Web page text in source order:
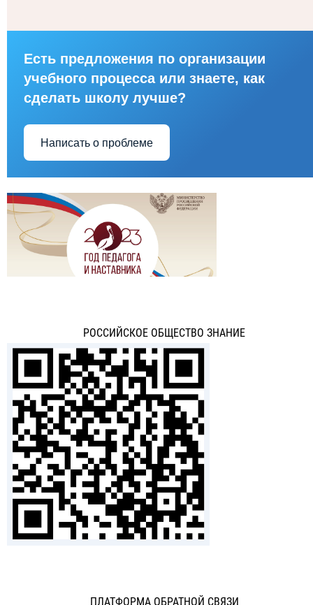
Есть предложения по организации
учебного процесса или знаете, как
сделать школу лучше?
Написать о проблеме
РОССИЙСКОЕ ОБЩЕСТВО ЗНАНИЕ
ПЛАТФОРМА ОБРАТНОЙ СВЯЗИ